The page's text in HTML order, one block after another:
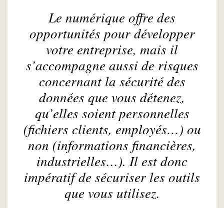
Le numérique offre des
opportunités pour développer
votre entreprise, mais il
s’accompagne aussi de risques
concernant la sécurité des
données que vous détenez,
qu’elles soient personnelles
(fichiers clients, employés…) ou
non (informations financières,
industrielles…). Il est donc
impératif de sécuriser les outils
que vous utilisez.